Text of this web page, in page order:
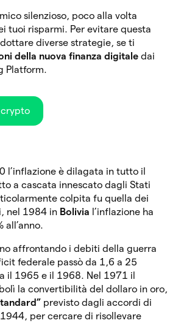
silenzioso, poco alla volta
tuoi risparmi. Per evitare questa
diverse strategie, se ti
della nuova finanza digitale dai
Platform.
crypto
l’inflazione è dilagata in tutto il
a cascata innescato dagli Stati
colpita fu quella dei
nel 1984 in Bolivia l’inflazione ha
all’anno.
affrontando i debiti della guerra
federale passò da 1,6 a 25
il 1965 e il 1968. Nel 1971 il
la convertibilità del dollaro in oro,
previsto dagli accordi di
per cercare di risollevare